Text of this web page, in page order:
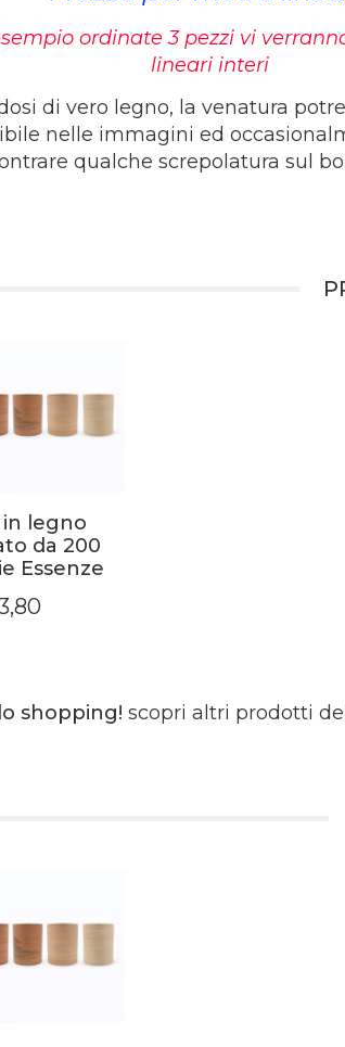
ordinate 3 pezzi vi
lineari interi
di vero legno, la venatura
nelle immagini ed
qualche screpolatura sul
legno
da 200
Essenze
shopping! scopri altri prodotti